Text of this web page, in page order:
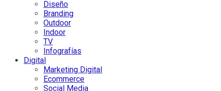
Diseño
Branding
Outdoor
Indoor
TV
Infografías
Digital
Marketing Digital
Ecommerce
Social Media